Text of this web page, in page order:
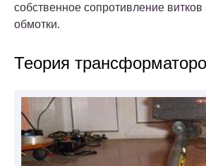
собственное сопротивление витков
обмотки.
Теория